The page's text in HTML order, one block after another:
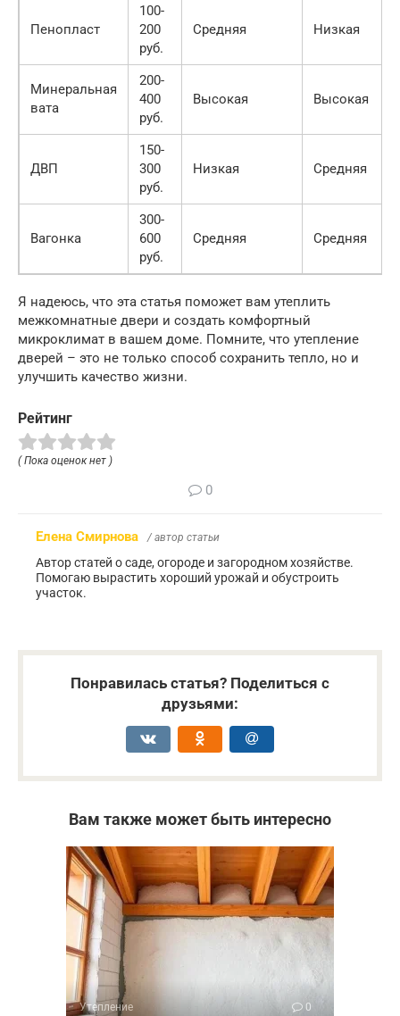
Пенопласт
100-
200
руб.
Средняя Низкая
Минеральная
вата
200-
400
руб.
Высокая Высокая
ДВП
150-
300
руб.
Низкая Средняя
Вагонка
300-
600
руб.
Средняя Средняя
Я надеюсь, что эта статья поможет вам утеплить
межкомнатные двери и создать комфортный
микроклимат в вашем доме. Помните, что утепление
дверей – это не только способ сохранить тепло, но и
улучшить качество жизни.
Рейтинг
( Пока оценок нет )
0
Елена Смирнова / автор статьи
Автор статей о саде, огороде и загородном хозяйстве.
Помогаю вырастить хороший урожай и обустроить
участок.
Понравилась статья? Поделиться с
друзьями:
Вам также может быть интересно
Утепление 0